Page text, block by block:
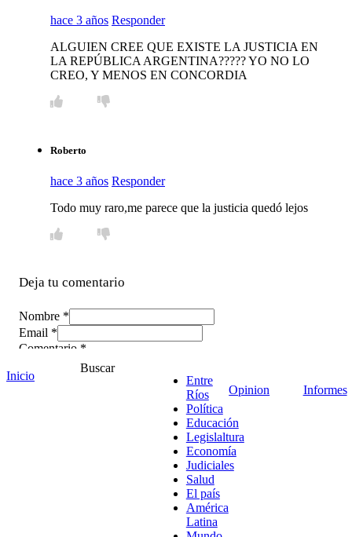
hace 3 años Responder
ALGUIEN CREE QUE EXISTE LA JUSTICIA EN
LA REPÚBLICA ARGENTINA????? YO NO LO
CREO, Y MENOS EN CONCORDIA
Roberto
hace 3 años Responder
Todo muy raro,me parece que la justicia quedó lejos
Deja tu comentario
Nombre *
Email *
Comentario *
Inicio
Buscar
Entre
Ríos
Política
Educación
Legislaltura
Economía
Judiciales
Salud
El país
América
Latina
Opinion Informes